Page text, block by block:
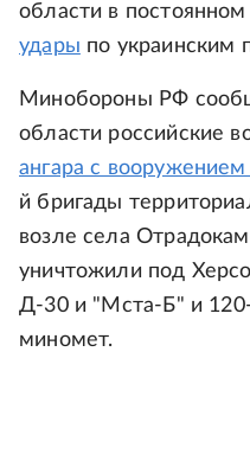
области в
удары по украинским
Минобороны РФ
области российские
ангара с
й бригады
возле села
уничтожили под
Д-30 и "Мста-Б" и
миномет.